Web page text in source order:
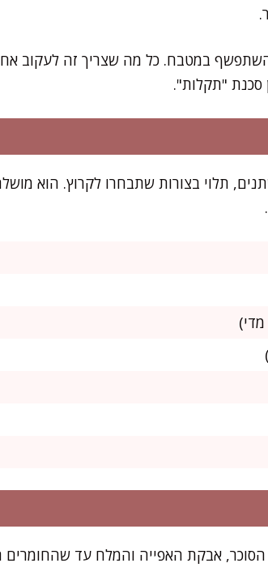
במטבח. כל מה שצריך זה לעקוב
סכנת "תקלות".
עוגיות בגדלים משתנים, תלוי בצורות שתבחרו לקרוץ.
אבקת האפייה והמלח עד שהחומרים